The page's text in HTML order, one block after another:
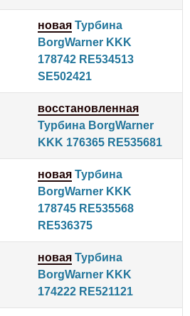
новая Турбина
BorgWarner KKK
178742 RE534513
SE502421
восстановленная
Турбина BorgWarner
KKK 176365 RE535681
новая Турбина
BorgWarner KKK
178745 RE535568
RE536375
новая Турбина
BorgWarner KKK
174222 RE521121